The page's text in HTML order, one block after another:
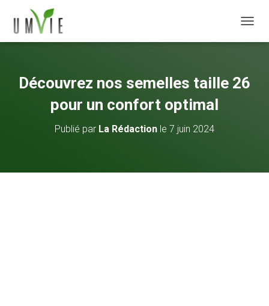
Découvrez nos semelles taille 26
pour un confort optimal
Publié par La Rédaction le 7 juin 2024